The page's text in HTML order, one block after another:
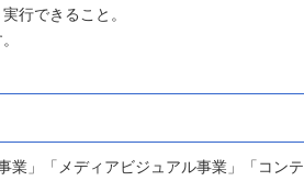
行できること。
業」「メディアビジュアル事業」「コン